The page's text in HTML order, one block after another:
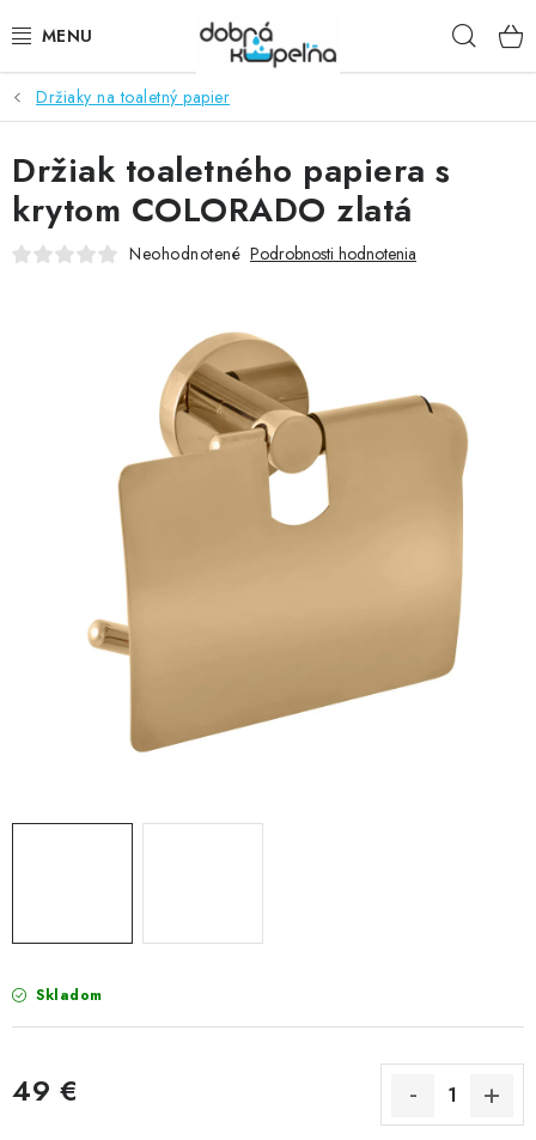
na
SPRCHOVÉ KÚTY
SPRCHOVÉ DVERE
BATÉRIE
KÚPEĽŇOVÝ NÁBYTOK
PRÍSLUŠENSTVO K SPRCHOVÝM KÚTOM A
NÁHRADNÉ DIELY
Blog
Držiaky na toaletný papier
Skladom
49 €
Držiak toaletného papiera s
krytom COLORADO zlatá
Neohodnotené Podrobnosti hodnotenia